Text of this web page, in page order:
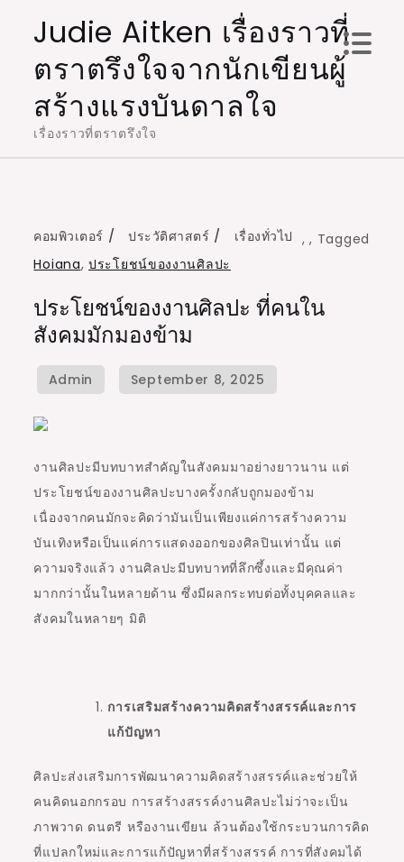
content
Judie Aitken เรื่องราวที่
ตราตรึงใจจากนักเขียนผู้
สร้างแรงบันดาลใจ
เรื่องราวที่ตราตรึงใจ
คอมพิวเตอร์ ,
ประวัติศาสตร์ ,
เรื่องทั่วไป
Tagged
Hoiana,ประโยชน์ของงานศิลปะ
ประโยชน์ของงานศิลปะ ที่คนใน
สังคมมักมองข้าม
งานศิลปะมีบทบาทสำคัญในสังคมมาอย่างยาวนาน แต่
ประโยชน์ของงานศิลปะบางครั้งกลับถูกมองข้าม
เนื่องจากคนมักจะคิดว่ามันเป็นเพียงแค่การสร้างความ
บันเทิงหรือเป็นแค่การแสดงออกของศิลปินเท่านั้น แต่
ความจริงแล้ว งานศิลปะมีบทบาทที่ลึกซึ้งและมีคุณค่า
มากกว่านั้นในหลายด้าน ซึ่งมีผลกระทบต่อทั้งบุคคลและ
สังคมในหลายๆ มิติ
การเสริมสร้างความคิดสร้างสรรค์และการ
แก้ปัญหา
ศิลปะส่งเสริมการพัฒนาความคิดสร้างสรรค์และช่วยให้
คนคิดนอกกรอบ การสร้างสรรค์งานศิลปะไม่ว่าจะเป็น
ภาพวาด ดนตรี หรืองานเขียน ล้วนต้องใช้กระบวนการคิด
ที่แปลกใหม่และการแก้ปัญหาที่สร้างสรรค์ การที่สังคมได้